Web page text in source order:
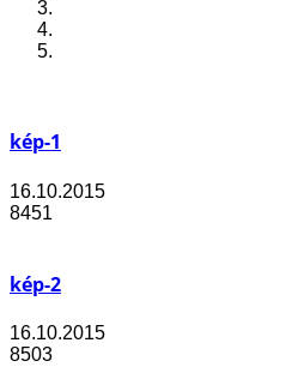
kép-1
16.10.2015
8451
kép-2
16.10.2015
8503